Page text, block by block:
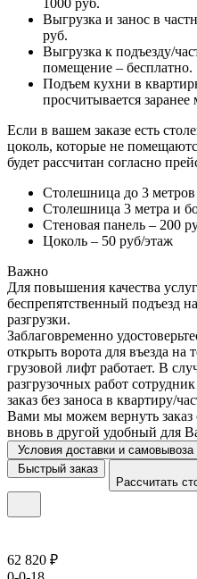
Выгрузка и занос в
руб.
Выгрузка к подъезду/
помещение – бесплатно.
Подъем кухни в
просчитывается
Если в вашем заказе есть
цоколь, которые не
будет рассчитан согласно
Столешница до 3
Столешница 3 метра и
Стеновая панель – 200
Цоколь – 50 руб/этаж
Важно
Для повышения качества
беспрепятственный подъезд
разгрузки.
Заблаговременно
открыть ворота для въезда на
грузовой лифт работает. В
разгрузочных работ
заказ без заноса в квартиру/
Вами мы можем вернуть заказ
вновь в другой удобный для
Условия доставки и самовывоза
Быстрый заказ
Рассчитать
62 820 ₽